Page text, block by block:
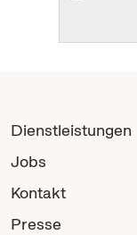
Dienstleistungen
Jobs
Kontakt
Presse